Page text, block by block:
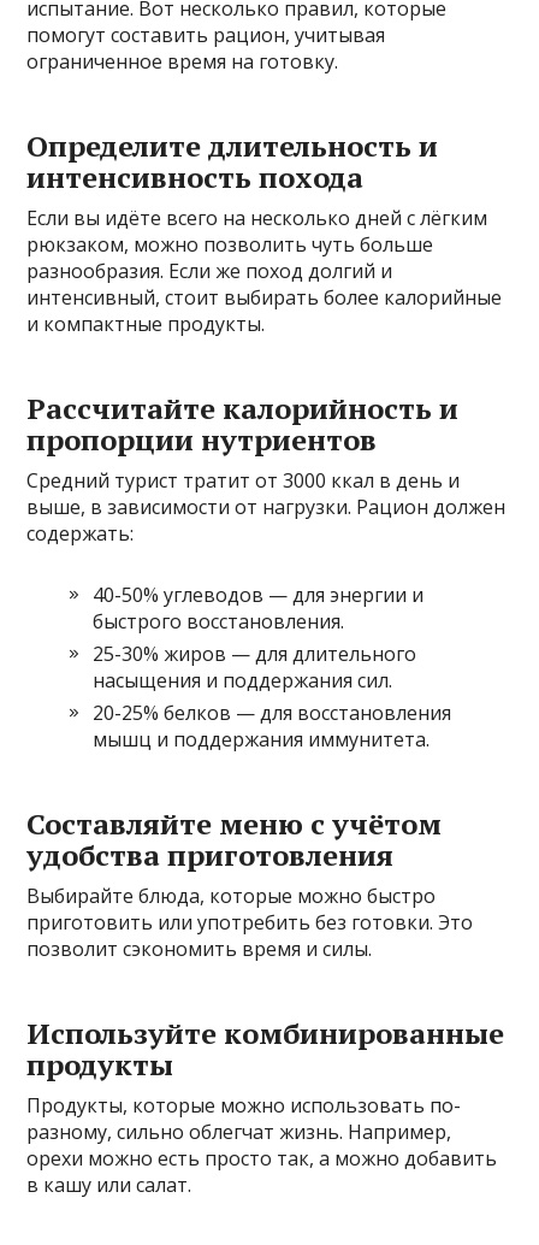
испытание. Вот несколько правил, которые
помогут составить рацион, учитывая
ограниченное время на готовку.
Определите длительность и
интенсивность похода
Если вы идёте всего на несколько дней с лёгким
рюкзаком, можно позволить чуть больше
разнообразия. Если же поход долгий и
интенсивный, стоит выбирать более калорийные
и компактные продукты.
Рассчитайте калорийность и
пропорции нутриентов
Средний турист тратит от 3000 ккал в день и
выше, в зависимости от нагрузки. Рацион должен
содержать:
40-50% углеводов — для энергии и
быстрого восстановления.
25-30% жиров — для длительного
насыщения и поддержания сил.
20-25% белков — для восстановления
мышц и поддержания иммунитета.
Составляйте меню с учётом
удобства приготовления
Выбирайте блюда, которые можно быстро
приготовить или употребить без готовки. Это
позволит сэкономить время и силы.
Используйте комбинированные
продукты
Продукты, которые можно использовать по-
разному, сильно облегчат жизнь. Например,
орехи можно есть просто так, а можно добавить
в кашу или салат.